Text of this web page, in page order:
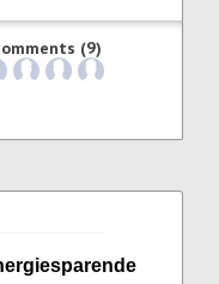
(9)